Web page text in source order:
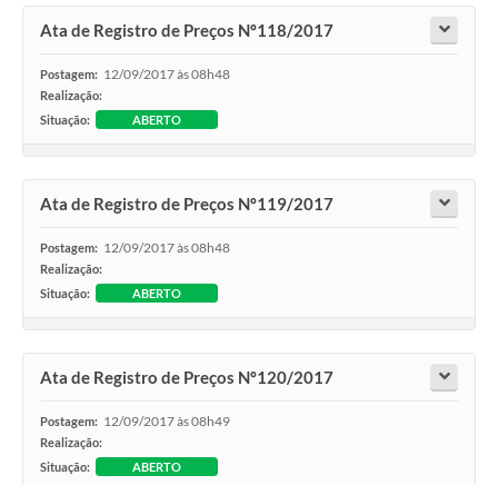
Ata de Registro de Preços Nº118/2017
Postagem: 12/09/2017 às 08h48
Realização:
Situação:
ABERTO
Ata de Registro de Preços Nº119/2017
Postagem: 12/09/2017 às 08h48
Realização:
Situação:
ABERTO
Ata de Registro de Preços Nº120/2017
Postagem: 12/09/2017 às 08h49
Realização:
Situação:
ABERTO